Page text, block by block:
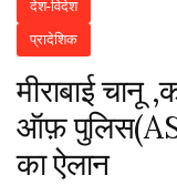
देश-विदेश
प्रादेशिक
मीराबाई चानू
ऑफ़
का ऐलान